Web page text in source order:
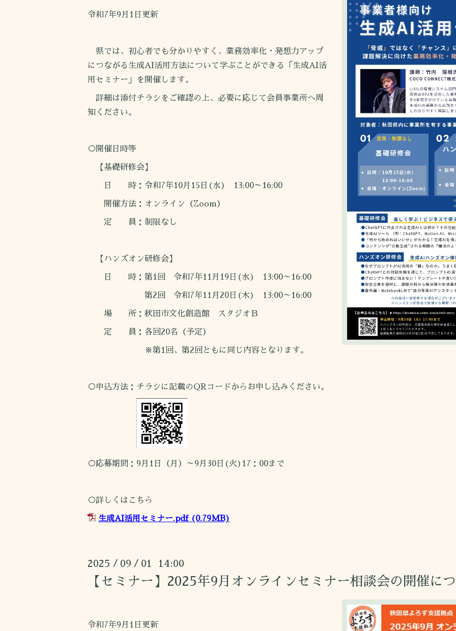
令和7年9月1日更新
県では、初心者でも分かりやすく、業務効率化・発想力アップ
につながる生成AI活用方法について学ぶことができる「生成AI活
用セミナー」を開催します。
詳細は添付チラシをご確認の上、必要に応じて会員事業所へ周
知ください。
○開催日時等
【基礎研修会】
日 時：令和7年10月15日(水) 13:00～16:00
開催方法：オンライン（Zoom）
定 員：制限なし
【ハンズオン研修会】
日 時：第1回 令和7年11月19日(水) 13:00～16:00
第2回 令和7年11月20日(木) 13:00～16:00
場 所：秋田市文化創造館 スタジオＢ
定 員：各回20名（予定）
※第1回、第2回ともに同じ内容となります。
○申込方法：チラシに記載のQRコードからお申し込みください。
○応募期間：9月1日（月）～9月30日(火)17：00まで
○詳しくはこちら
生成AI活用セミナー.pdf(0.79MB)
2025 / 09 / 01 14:00
【セミナー】2025年9月オンラインセミナー相談会の開催に
令和7年9月1日更新